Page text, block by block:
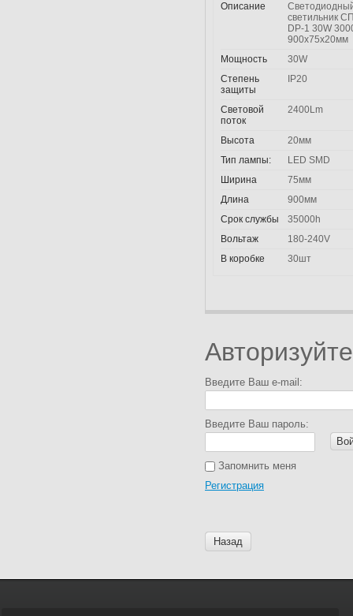
Описание
светильник
DP-1 30W
900х75х20мм
Мощность
30W
Степень
защиты
IP20
Световой
поток
2400Lm
Высота
20мм
Тип лампы:
LED SMD
Ширина
75мм
Длина
900мм
Срок службы
35000h
Вольтаж
180-240V
В коробке
30шт
Введите Ваш e-mail:
Введите Ваш пароль:
Запомнить меня
Регистрация
Назад